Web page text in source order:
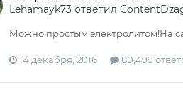
Lehamayk73ответил
Можно простым электролитом!На
14 декабря, 2016 80,499